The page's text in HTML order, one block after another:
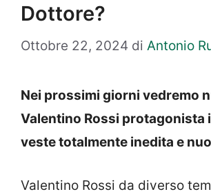
Dottore?
Ottobre 22, 2024 di Antonio
Nei prossimi giorni vedremo
Valentino Rossi protagonista
veste totalmente inedita e
Valentino Rossi da diverso